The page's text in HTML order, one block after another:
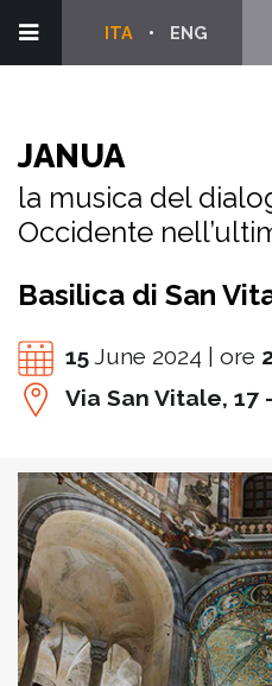
ENG
ITA
JANUA
la musica del
Occidente
Basilica di San
15 June 2024 | ore
Via San Vitale, 17